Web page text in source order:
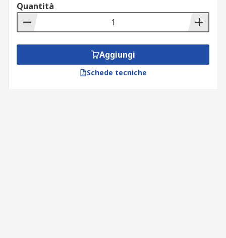
Quantità
Aggiungi
Schede tecniche